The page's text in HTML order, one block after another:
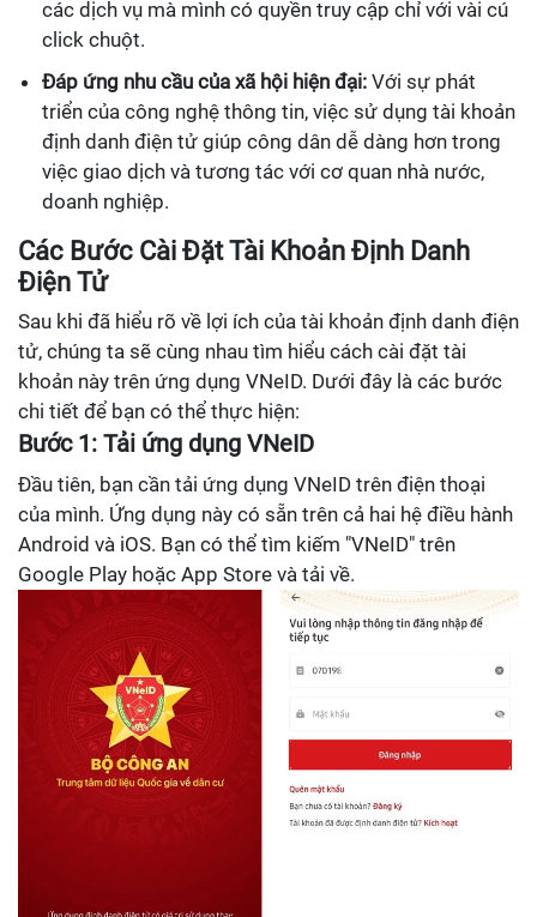
các dịch vụ mà mình có quyền truy cập chỉ với vài cú
click chuột.
Đáp ứng nhu cầu của xã hội hiện đại: Với sự phát
triển của công nghệ thông tin, việc sử dụng tài khoản
định danh điện tử giúp công dân dễ dàng hơn trong
việc giao dịch và tương tác với cơ quan nhà nước,
doanh nghiệp.
Các Bước Cài Đặt Tài Khoản Định Danh
Điện Tử
Sau khi đã hiểu rõ về lợi ích của tài khoản định danh điện
tử, chúng ta sẽ cùng nhau tìm hiểu cách cài đặt tài
khoản này trên ứng dụng VNeID. Dưới đây là các bước
chi tiết để bạn có thể thực hiện:
Bước 1: Tải ứng dụng VNeID
Đầu tiên, bạn cần tải ứng dụng VNeID trên điện thoại
của mình. Ứng dụng này có sẵn trên cả hai hệ điều hành
Android và iOS. Bạn có thể tìm kiếm "VNeID" trên
Google Play hoặc App Store và tải về.